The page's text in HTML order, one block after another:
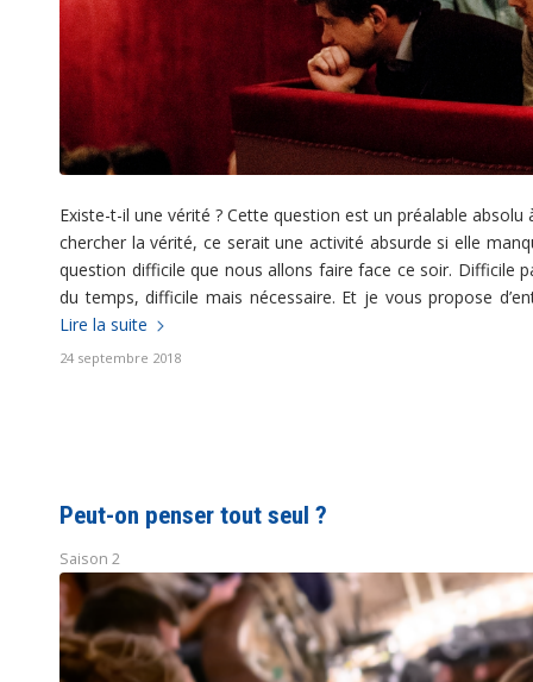
Existe-t-il une vérité ? Cette question est un préalable
chercher la vérité, ce serait une activité absurde si elle
question difficile que nous allons faire face ce soir. Difficile
du temps, difficile mais nécessaire. Et je vous propose
Lire la suite
24 septembre 2018
Peut-on penser tout seul ?
Saison 2